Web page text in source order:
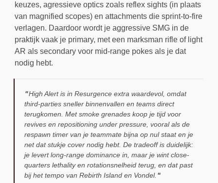
keuzes, agressieve optics zoals reflex sights (in plaats
van magnified scopes) en attachments die sprint-to-fire
verlagen. Daardoor wordt je aggressive SMG in de
praktijk vaak je primary, met een marksman rifle of light
AR als secondary voor mid-range pokes als je dat
nodig hebt.
High Alert is in Resurgence extra waardevol, omdat
third-parties sneller binnenvallen en teams direct
terugkomen. Met smoke grenades koop je tijd voor
revives en repositioning under pressure, vooral als de
respawn timer van je teammate bijna op nul staat en je
net dat stukje cover nodig hebt. De tradeoff is duidelijk:
je levert long-range dominance in, maar je wint close-
quarters lethality en rotationsnelheid terug, en dat past
bij het tempo van Rebirth Island en Vondel.